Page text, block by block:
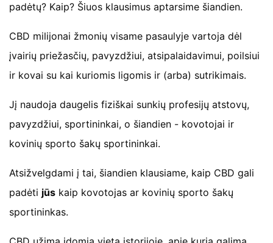
padėtų? Kaip? Šiuos klausimus aptarsime šiandien.
CBD milijonai žmonių visame pasaulyje vartoja dėl
įvairių priežasčių, pavyzdžiui, atsipalaidavimui, poilsiui
ir kovai su kai kuriomis ligomis ir (arba) sutrikimais.
Jį naudoja daugelis fiziškai sunkių profesijų atstovų,
pavyzdžiui, sportininkai, o šiandien - kovotojai ir
kovinių sporto šakų sportininkai.
Atsižvelgdami į tai, šiandien klausiame, kaip CBD gali
padėti jūs kaip kovotojas ar kovinių sporto šakų
sportininkas.